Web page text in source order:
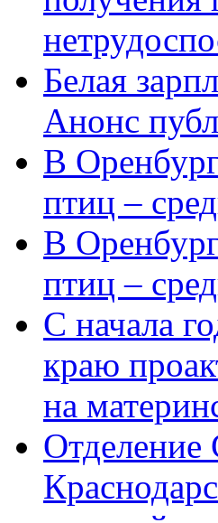
Белая
Анонс
В
птиц –
В
птиц –
С начала
краю
на
Отделение